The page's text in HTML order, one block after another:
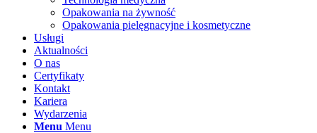
Opakowania na żywność
Opakowania pielęgnacyjne i kosmetyczne
Usługi
Aktualności
O nas
Certyfikaty
Kontakt
Kariera
Wydarzenia
Menu Menu